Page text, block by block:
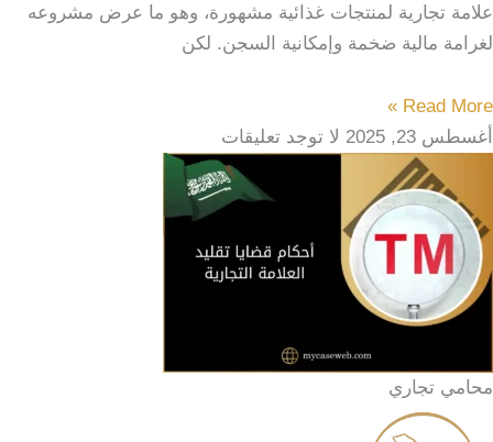
علامة تجارية لمنتجات غذائية مشهورة، وهو ما عرض مشروعه
لغرامة مالية ضخمة وإمكانية السجن. لكن
Read More »
أغسطس 23, 2025
لا توجد تعليقات
محامي تجاري